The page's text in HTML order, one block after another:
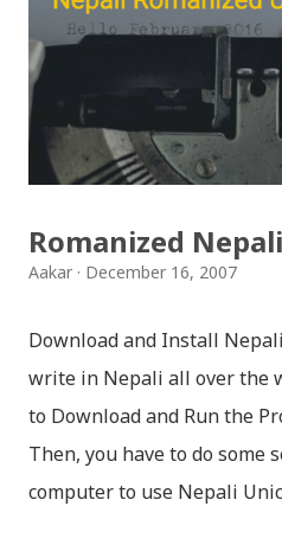
नेपाली किबोर्डको इमोजी खण्डमा
। थिम हाम्रो नेपाली किबोर्डको यस
थपिएको छ । हाम्रो नेपाली
थिम छान्न सकिन्छ । डार्क तथा लाइट
किबोर्ड थिम उपलब्ध छ ।
Romanized
Aakar December 16, 2007
Download and Install
write in Nepali all over the
to Download and Run the
Then, you have to do some
computer to use Nepali